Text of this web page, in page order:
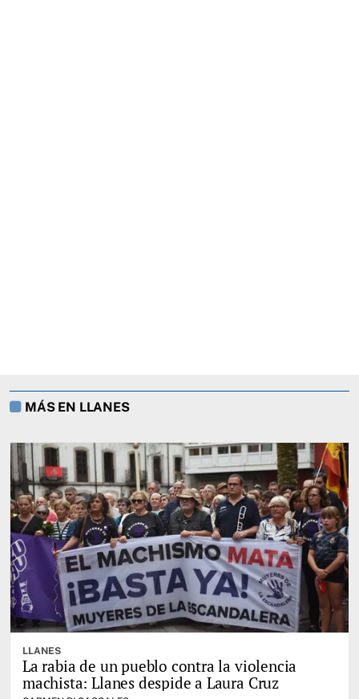
MÁS EN LLANES
LLANES
La rabia de un pueblo contra la violencia
machista: Llanes despide a Laura Cruz